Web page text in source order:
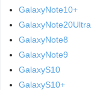
GalaxyNote10+
GalaxyNote20Ultra
GalaxyNote8
GalaxyNote9
GalaxyS10
GalaxyS10+